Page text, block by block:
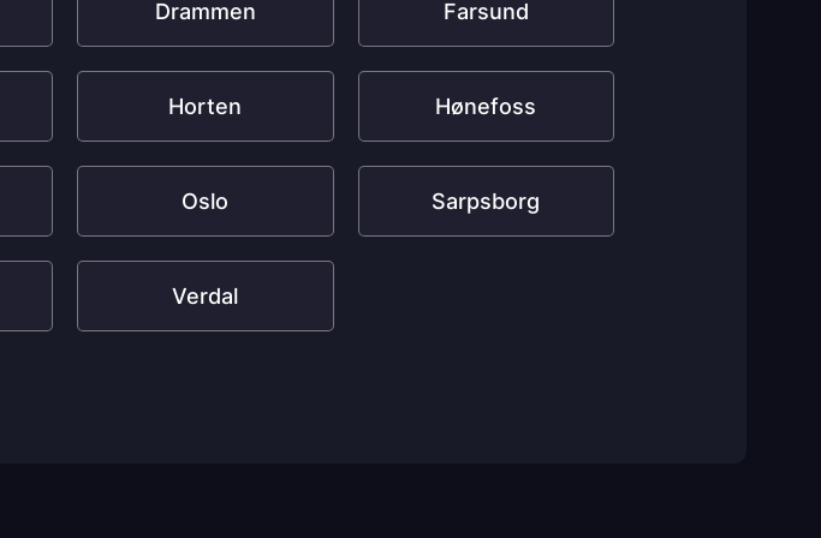
Drammen Farsund
Horten Hønefoss
Oslo Sarpsborg
Verdal